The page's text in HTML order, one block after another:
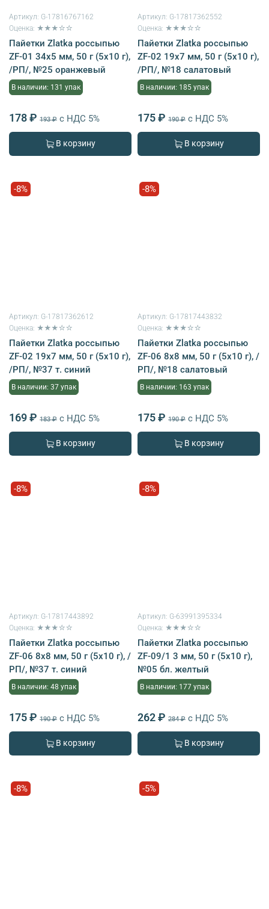
Артикул: G-17816767162
Оценка: ★★★☆☆
Пайетки Zlatka россыпью
ZF-01 34х5 мм, 50 г (5х10 г),
/РП/, №25 оранжевый
В наличии: 131 упак
178 ₽ 193 ₽ с НДС 5%
В корзину
Артикул: G-17817362552
Оценка: ★★★☆☆
Пайетки Zlatka россыпью
ZF-02 19х7 мм, 50 г (5х10 г),
/РП/, №18 салатовый
В наличии: 185 упак
175 ₽ 190 ₽ с НДС 5%
В корзину
-8%
Артикул: G-17817362612
Оценка: ★★★☆☆
Пайетки Zlatka россыпью
ZF-02 19х7 мм, 50 г (5х10 г),
/РП/, №37 т. синий
В наличии: 37 упак
169 ₽ 183 ₽ с НДС 5%
В корзину
-8%
Артикул: G-17817443832
Оценка: ★★★☆☆
Пайетки Zlatka россыпью
ZF-06 8х8 мм, 50 г (5х10 г), /
РП/, №18 салатовый
В наличии: 163 упак
175 ₽ 190 ₽ с НДС 5%
В корзину
-8%
Артикул: G-17817443892
Оценка: ★★★☆☆
Пайетки Zlatka россыпью
ZF-06 8х8 мм, 50 г (5х10 г), /
РП/, №37 т. синий
В наличии: 48 упак
175 ₽ 190 ₽ с НДС 5%
В корзину
-8%
Артикул: G-63991395334
Оценка: ★★★☆☆
Пайетки Zlatka россыпью
ZF-09/1 3 мм, 50 г (5х10 г),
№05 бл. желтый
В наличии: 177 упак
262 ₽ 284 ₽ с НДС 5%
В корзину
-8% -5%